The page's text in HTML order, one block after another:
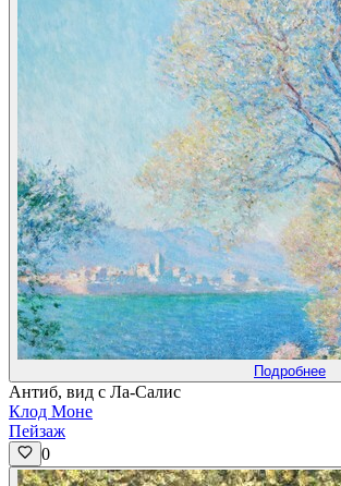
Подробнее
Антиб, вид с Ла-Салис
Клод Моне
Пейзаж
0